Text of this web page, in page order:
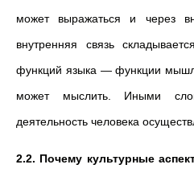
может выражаться и через
внутренняя связь
функций языка — функции
может мыслить. Иными
деятельность человека
2.2. Почему культурные